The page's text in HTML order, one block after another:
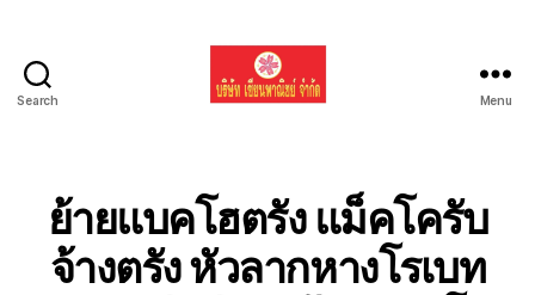
Search
รถ
แบค
โฮ
ทั่ว
Menu
ย้ายแบคโฮตรัง แม็คโครับ
จ้างตรัง หัวลากหางโรเบท